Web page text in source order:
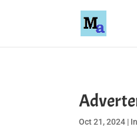
Oct 21, 2024 |